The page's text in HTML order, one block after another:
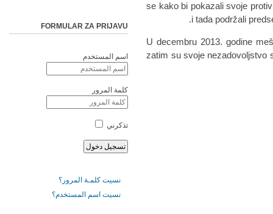
se kako bi pokazali svoje
i tada podržali
U decembru 2013. godine
zatim su svoje nezadovoljstvo
FORMULAR ZA PRIJAVU
اسم المستخدم
كلمة المرور
تذكرني
نسيت كلمـة المرور؟
نسيت اسم المستخدم؟